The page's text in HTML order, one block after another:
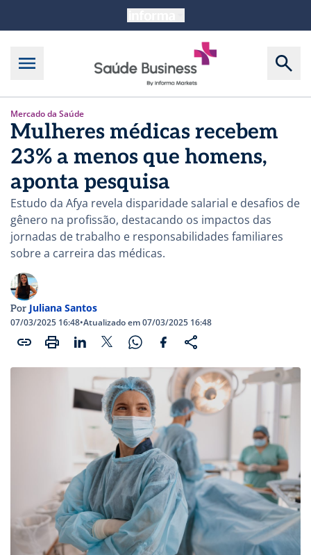
Mercado da Saúde
Mulheres médicas recebem
23% a menos que homens,
aponta pesquisa
Estudo da Afya revela disparidade salarial e desafios de
gênero na profissão, destacando os impactos das
jornadas de trabalho e responsabilidades familiares
sobre a carreira das médicas.
Por Juliana Santos
07/03/2025 16:48•Atualizado em 07/03/2025 16:48